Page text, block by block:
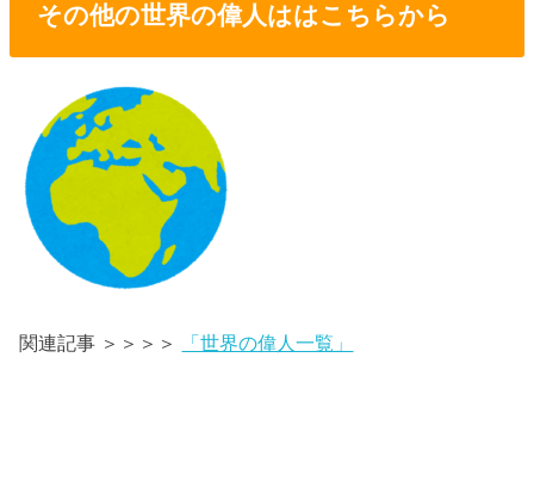
その他の世界の偉人ははこちらから
関連記事 ＞＞＞＞ 「世界の偉人一覧」